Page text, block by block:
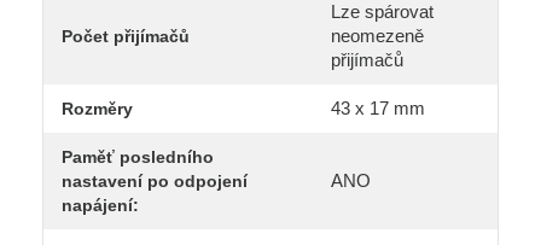
Počet přijímačů
Lze spárovat
neomezeně
přijímačů
Rozměry 43 x 17 mm
Paměť posledního
nastavení po odpojení
napájení:
ANO